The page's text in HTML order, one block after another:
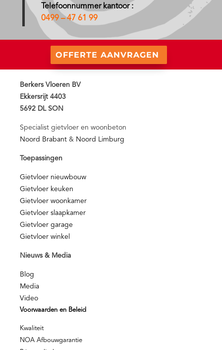
Telefoonnummer kantoor :
0499 – 47 61 99
OFFERTE AANVRAGEN
Berkers Vloeren BV
Ekkersrijt 4403
5692 DL SON
Specialist gietvloer en woonbeton
Noord Brabant & Noord Limburg
Toepassingen
Gietvloer nieuwbouw
Gietvloer keuken
Gietvloer woonkamer
Gietvloer slaapkamer
Gietvloer garage
Gietvloer winkel
Nieuws & Media
Blog
Media
Video
Voorwaarden en Beleid
Kwaliteit
NOA Afbouwgarantie